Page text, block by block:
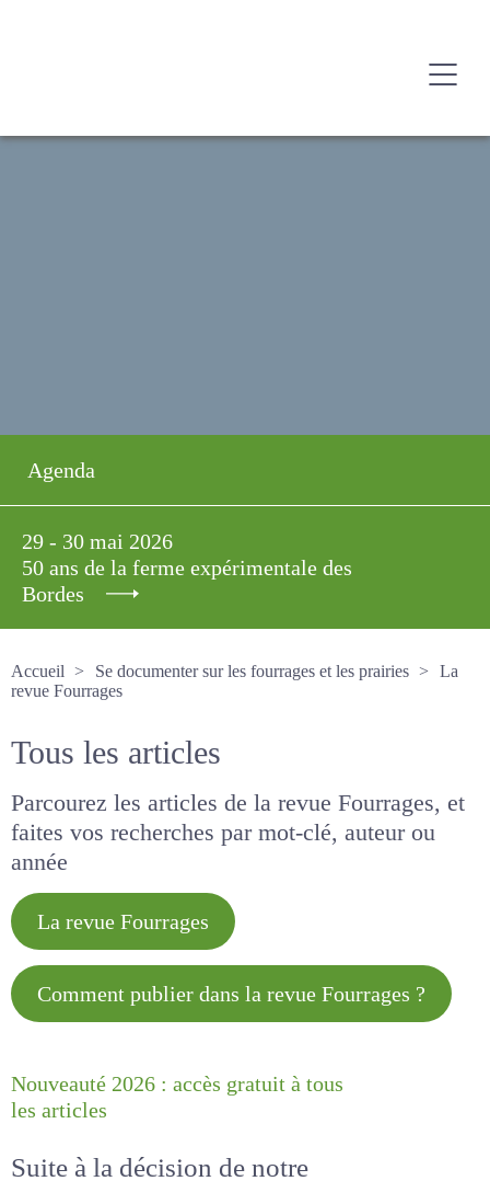
Agenda
29 - 30 mai 2026
50 ans de la ferme expérimentale des
Bordes
Accueil
Se documenter sur les fourrages et les prairies
La revue Fourrages
Tous les articles
Parcourez les articles de la revue Fourrages, et
faites vos recherches par mot-clé, auteur ou
année
La revue Fourrages
Comment publier dans la revue
Nouveauté 2026 : accès gratuit à